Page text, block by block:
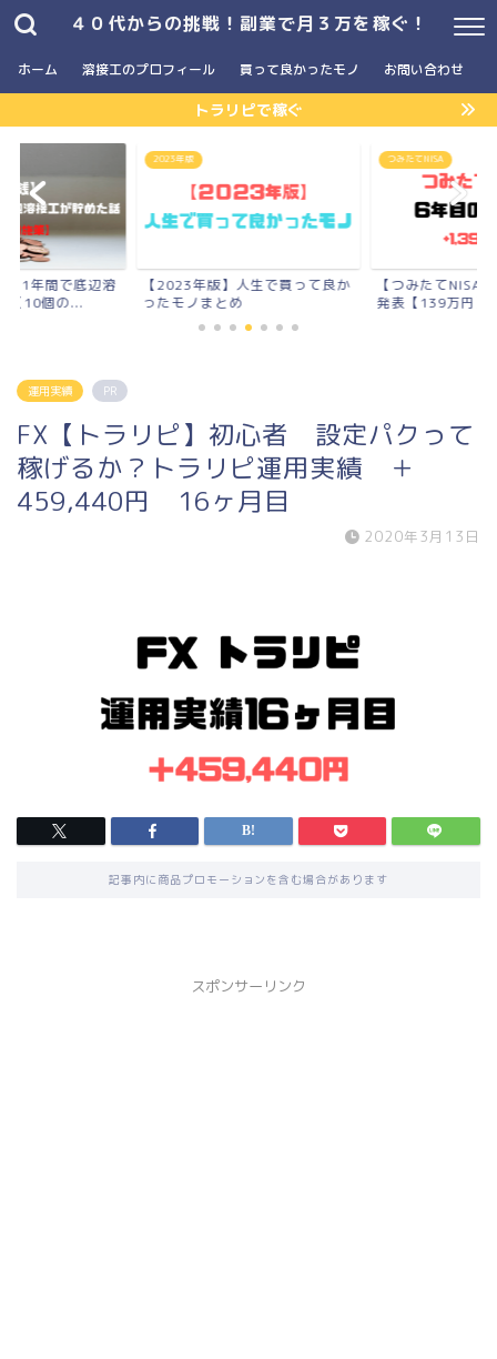
４０代からの挑戦！副業で月３万を稼ぐ！
ホーム 溶接工のプロフィール 買って良かったモノ お問い合わせ
トラリピで稼ぐ
を1年間で底辺溶
【10個の...
2023年版
【2023年版】人生で買って良か
ったモノまとめ
つみたてNISA
【つみたてNISA
発表【139万円】
運用実績 PR
FX【トラリピ】初心者 設定パクって
稼げるか？トラリピ運用実績 ＋
459,440円 16ヶ月目
2020年3月13日
記事内に商品プロモーションを含む場合があります
スポンサーリンク